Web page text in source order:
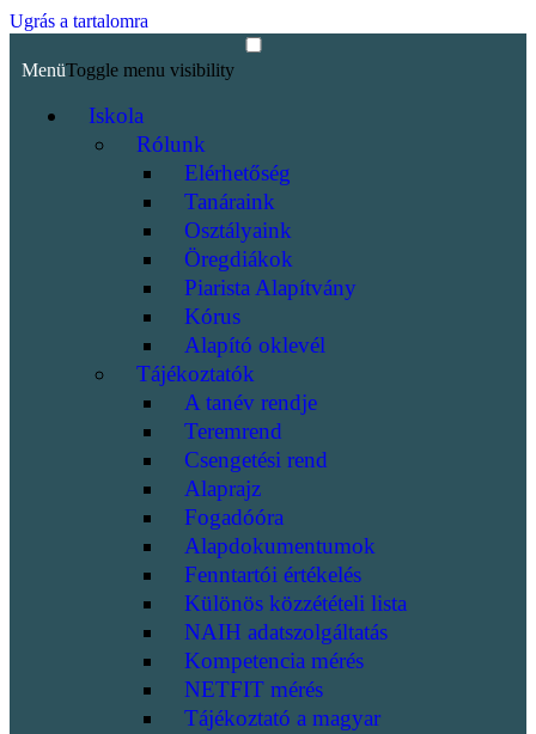
Ugrás a tartalomra
MenüToggle menu visibility
Iskola
Rólunk
Elérhetőség
Tanáraink
Osztályaink
Öregdiákok
Piarista Alapítvány
Kórus
Alapító oklevél
Tájékoztatók
A tanév rendje
Teremrend
Csengetési rend
Alaprajz
Fogadóóra
Alapdokumentumok
Fenntartói értékelés
Különös közzétételi lista
NAIH adatszolgáltatás
Kompetencia mérés
NETFIT mérés
Tájékoztató a magyar